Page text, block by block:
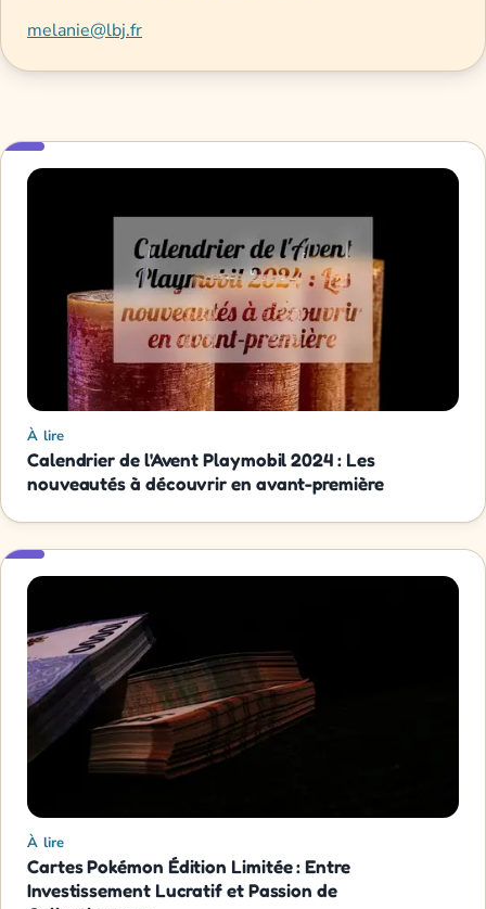
melanie@lbj.fr
À lire
Calendrier de l'Avent Playmobil 2024 : Les
nouveautés à découvrir en avant-première
À lire
Cartes Pokémon Édition Limitée : Entre
Investissement Lucratif et Passion de